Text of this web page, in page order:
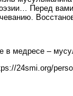
Перед
медресе –
24smi.org/